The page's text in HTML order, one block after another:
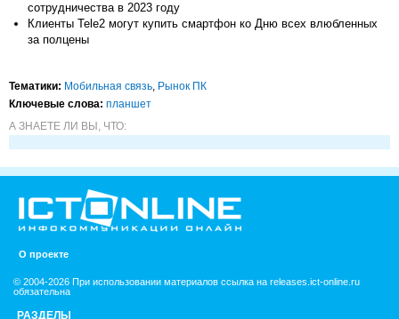
сотрудничества в 2023 году
Клиенты Tele2 могут купить смартфон ко Дню всех влюбленных
за полцены
Тематики: Мобильная связь, Рынок ПК
Ключевые слова: планшет
А ЗНАЕТЕ ЛИ ВЫ, ЧТО:
О проекте
© 2004-2026 При использовании материалов ссылка на releases.ict-online.ru
обязательна
РАЗДЕЛЫ